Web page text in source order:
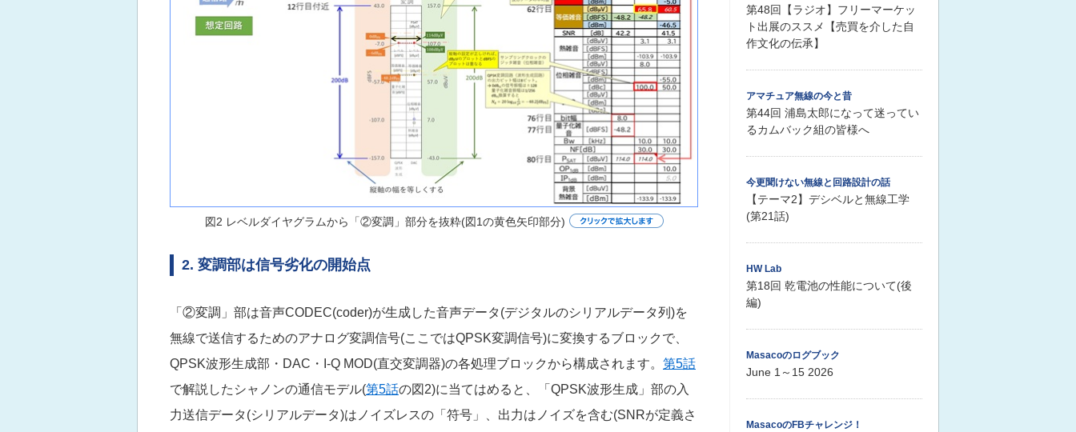
図2 レベルダイヤグラムから「②変調」部分を抜粋(図1の黄色矢印部分)
2. 変調部は信号劣化の開始点
「②変調」部は音声CODEC(coder)が生成した音声データ(デジタルのシリアルデータ列)を
無線で送信するためのアナログ変調信号(ここではQPSK変調信号)に変換するブロックで、
QPSK波形生成部・DAC・I-Q MOD(直交変調器)の各処理ブロックから構成されます。 第5話
で解説したシャノンの通信モデル(第5話の図2)に当てはめると、「QPSK波形生成」部の入
力送信データ(シリアルデータ)はノイズレスの「符号」、出力はノイズを含む(SNRが定義さ
第48回【ラジオ】フリーマーケッ
ト出展のススメ【売買を介した自
作文化の伝承】
アマチュア無線の今と昔
第44回 浦島太郎になって迷ってい
るカムバック組の皆様へ
今更聞けない無線と回路設計の話
【テーマ2】デシベルと無線工学
(第21話)
HW Lab
第18回 乾電池の性能について(後
編)
Masacoのログブック
June 1～15 2026
MasacoのFBチャレンジ！